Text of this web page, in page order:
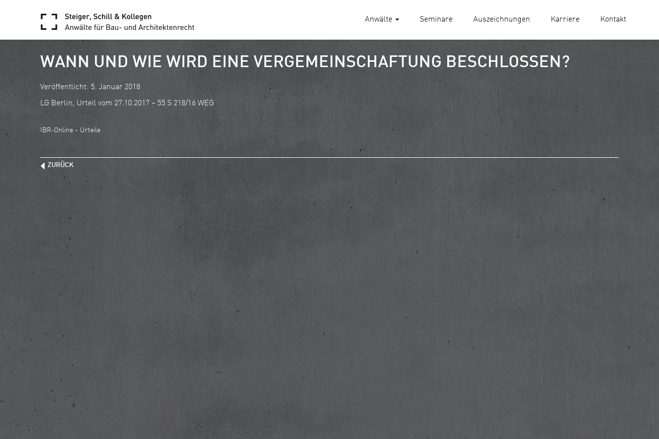
Anwälte Seminare Auszeichnungen Karriere Kontakt
WANN UND WIE WIRD EINE VERGEMEINSCHAFTUNG BESCHLOSSEN?
Veröffentlicht: 5. Januar 2018
LG Berlin, Urteil vom 27.10.2017 – 55 S 218/16 WEG
IBR-Online - Urteile
ZURÜCK